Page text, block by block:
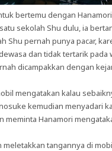
bertemu dengan
sekolah Shu dulu, ia
Shu pernah punya pacar,
dan tidak tertarik pada
dicampakkan dengan
mengatakan kalau
kemudian menyadari
meminta Hanamori
meletakkan tangannya di